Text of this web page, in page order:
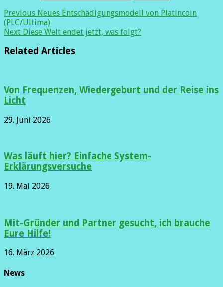
Previous Neues Entschädigungsmodell von Platincoin
(PLC/Ultima)
Next Diese Welt endet jetzt, was folgt?
Related Articles
Von Frequenzen, Wiedergeburt und der Reise ins
Licht
29. Juni 2026
Was läuft hier? Einfache System-
Erklärungsversuche
19. Mai 2026
Mit-Gründer und Partner gesucht, ich brauche
Eure Hilfe!
16. März 2026
News